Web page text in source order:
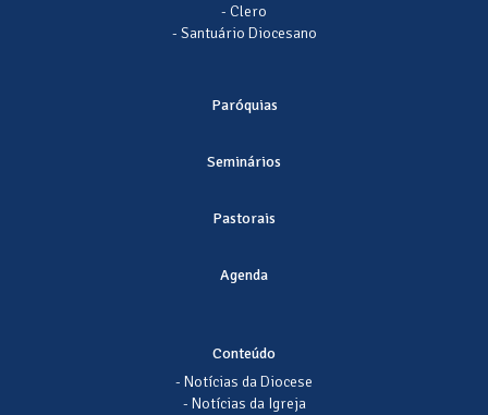
- Clero
- Santuário Diocesano
Paróquias
Seminários
Pastorais
Agenda
Conteúdo
- Notícias da Diocese
- Notícias da Igreja